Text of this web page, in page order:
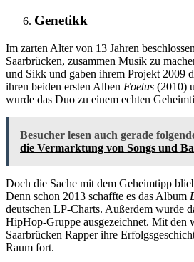
Genetikk
Im zarten Alter von 13 Jahren
Saarbrücken, zusammen Musik zu
und Sikk und gaben ihrem Projekt 2009
ihren beiden ersten Alben Foetus (2010)
wurde das Duo zu einem echten
Besucher lesen auch gerade
die Vermarktung von Songs und
Doch die Sache mit dem Geheimtipp
Denn schon 2013 schaffte es das Album
deutschen LP-Charts. Außerdem wurde
HipHop-Gruppe ausgezeichnet. Mit den
Saarbrücken Rapper ihre
Raum fort.